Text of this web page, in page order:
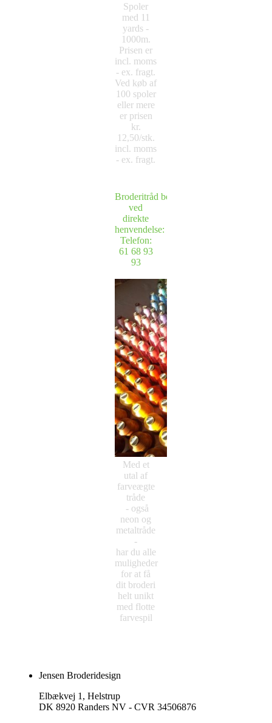
Spoler
med 11
yards -
1000m.
Prisen er
incl. moms
- ex. fragt.
Ved køb af
100 spoler
eller mere
er prisen
kr.
12,50/stk.
incl. moms
- ex. fragt.
Broderitråd bestilles
ved
direkte
henvendelse:
Telefon:
61 68 93
93
Med et
utal af
farveægte
tråde
- også
neon og
metaltråde
-
har du alle
muligheder
for at få
dit broderi
helt unikt
med flotte
farvespil
Jensen Broderidesign
Elbækvej 1, Helstrup
DK 8920 Randers NV - CVR 34506876